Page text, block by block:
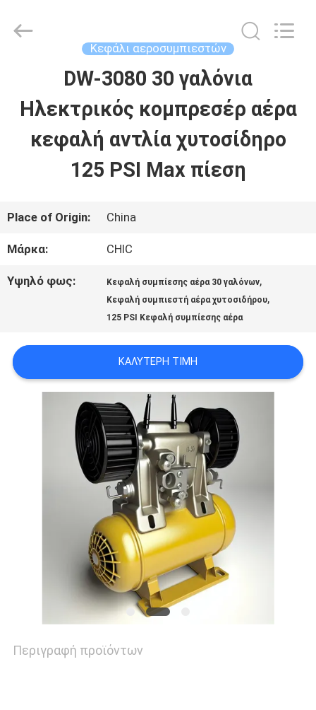
ΠΡΟΪΌΝΤΑ
ΣΧΕΤΙΚΆ
ΜΕ
ΕΜΆΣ
ΕΠΙΣΚΈΨΕΙΣ
ΕΡΓΟΣΤΆΣΙΟ
ΈΛΕΓΧΟΣ
ΠΟΙΌΤΗΤΑΣ
ΕΠΙΚΟΙΝΩΝΉΣΤΕ
ΕΙΔΉΣΕΙΣ
ΥΠΟΘΈΣΕΙΣ
Chic
Machinery
Κεφάλι αεροσυμπιεστών
DW-3080 30 γαλόνια
Ηλεκτρικός κομπρεσέρ αέρα
κεφαλή αντλία χυτοσίδηρο
125 PSI Max πίεση
Place of Origin: China
Μάρκα: CHIC
Υψηλό φως: Κεφαλή συμπίεσης αέρα 30 γαλόνων,
Κεφαλή συμπιεστή αέρα χυτοσιδήρου,
125 PSI Κεφαλή συμπίεσης αέρα
ΚΑΛΎΤΕΡΗ ΤΙΜΉ
Περιγραφή προϊόντων